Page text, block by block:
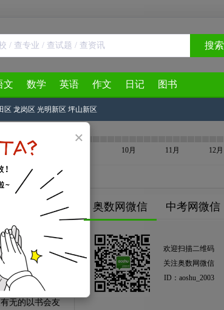
×
搜索
文 数学 英语 作文 日记 图书
区 龙岗区 光明新区 坪山新区
10月 11月 12月
报名有礼
园仿古街与深
庭，通过房
无的以书会友
奥数网微信 中考网微信
欢迎扫描二维码
关注奥数网微信
ID：aoshu_2003